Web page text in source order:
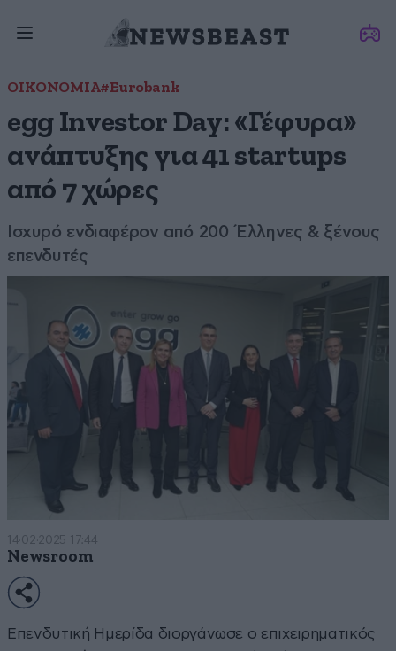
ΟΙΚΟΝΟΜΙΑ#Eurobank
egg Investor Day: «Γέφυρα»
ανάπτυξης για 41 startups
από 7 χώρες
Ισχυρό ενδιαφέρον από 200 Έλληνες & ξένους
επενδυτές
14·02·2025 17:44
Newsroom
Επενδυτική Ημερίδα διοργάνωσε ο επιχειρηματικός